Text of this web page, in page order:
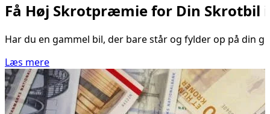
Få Høj Skrotpræmie for Din Skrotbil
Har du en gammel bil, der bare står og fylder op på din
Læs mere